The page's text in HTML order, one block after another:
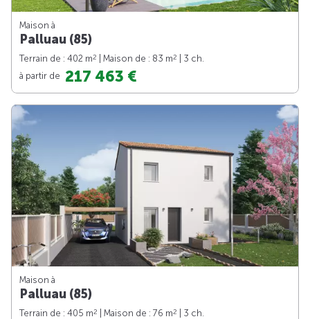
Maison à
Palluau (85)
Terrain de : 402 m2 | Maison de : 83 m2
| 3 ch.
à partir de 217 463 €
Maison à
Palluau (85)
Terrain de : 405 m2 | Maison de : 76 m2
| 3 ch.